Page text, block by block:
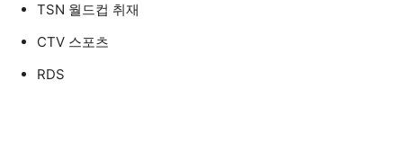
TSN 월드컵 취재
CTV 스포츠
RDS